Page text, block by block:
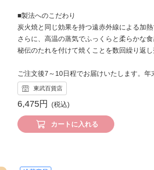
■製法へのこだわり
炭火焼と同じ効果を持つ遠赤外線による加
さらに、高温の蒸気でふっくらと柔らかな食
秘伝のたれを付けて焼くことを数回繰り返し
ご注文後7～10日程でお届けいたします。年
東武百貨店
6,475円
カートに入れる